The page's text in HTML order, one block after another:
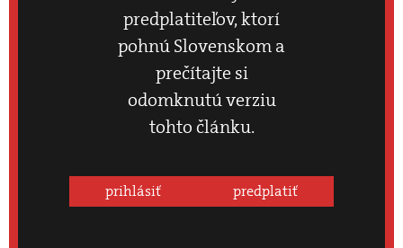
predplatiteľov, ktorí
pohnú Slovenskom a
prečítajte si
odomknutú verziu
tohto článku.
prihlásiť predplatiť